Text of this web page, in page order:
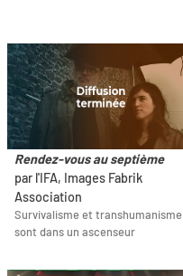
Rendez-vous au septième
par l'IFA, Images Fabrik
Association
Survivalisme et transhumanisme
sont dans un ascenseur